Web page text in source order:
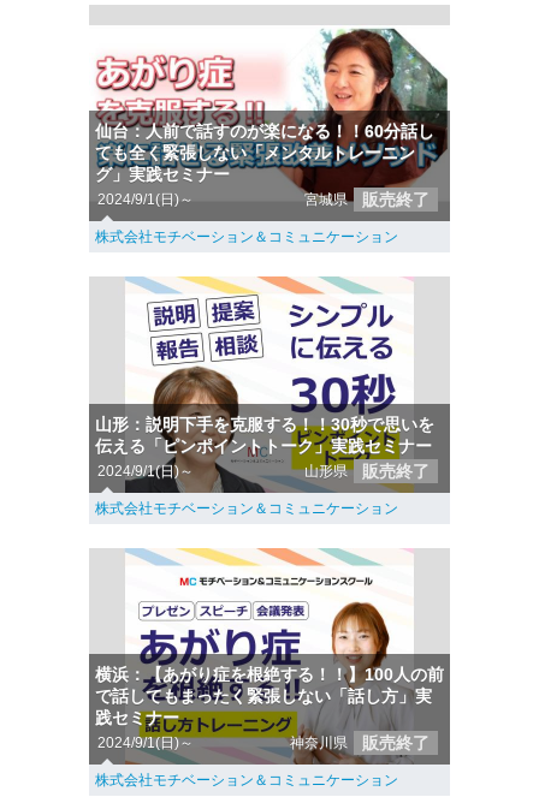
仙台：人前で話すのが楽になる！！60分話し
ても全く緊張しない「メンタルトレーニン
グ」実践セミナー
2024/9/1(日)～ 宮城県 販売終了
株式会社モチベーション＆コミュニケーション
山形：説明下手を克服する！！30秒で思いを
伝える「ピンポイントトーク」実践セミナー
2024/9/1(日)～ 山形県 販売終了
株式会社モチベーション＆コミュニケーション
横浜：【あがり症を根絶する！！】100人の前
で話してもまったく緊張しない「話し方」実
践セミナー
2024/9/1(日)～ 神奈川県 販売終了
株式会社モチベーション＆コミュニケーション